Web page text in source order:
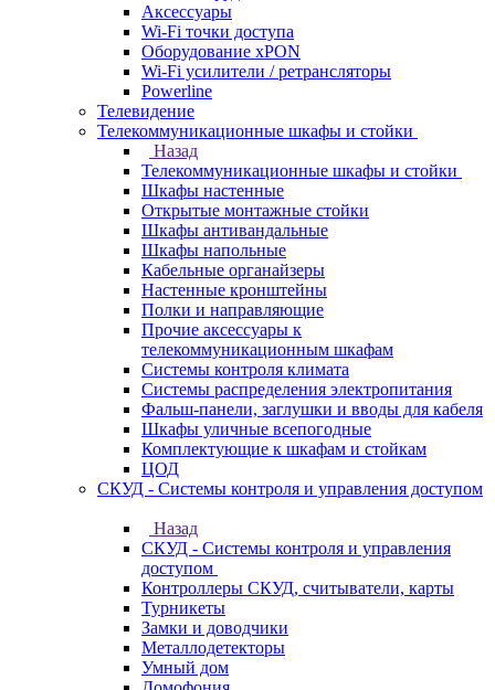
Аксессуары
Wi-Fi точки доступа
Оборудование хPON
Wi-Fi усилители / ретрансляторы
Powerline
Телевидение
Телекоммуникационные шкафы и стойки
Назад
Телекоммуникационные шкафы и стойки
Шкафы настенные
Открытые монтажные стойки
Шкафы антивандальные
Шкафы напольные
Кабельные органайзеры
Настенные кронштейны
Полки и направляющие
Прочие аксессуары к
телекоммуникационным шкафам
Системы контроля климата
Системы распределения электропитания
Фальш-панели, заглушки и вводы для кабеля
Шкафы уличные всепогодные
Комплектующие к шкафам и стойкам
ЦОД
СКУД - Системы контроля и управления доступом
Назад
СКУД - Системы контроля и управления
доступом
Контроллеры СКУД, считыватели, карты
Турникеты
Замки и доводчики
Металлодетекторы
Умный дом